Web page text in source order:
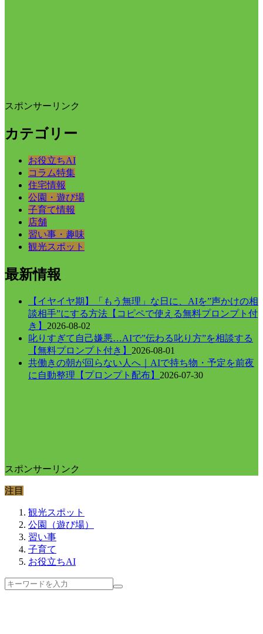
スポンサーリンク
カテゴリー
お役立ちAI
コラム特集
住宅情報
公園・遊び場
子育て情報
店舗
習い事・趣味
観光スポット
最新情報
【イヤイヤ期】「もう無理」な日に、AIを”声かけの相
談相手”にする方法【コピペで使える無料プロンプト付
き】 2026-08-02
叱りすぎて自己嫌悪…AIで”伝わる叱り方”を相談する
【無料プロンプト付き】 2026-08-01
共働きの朝が回らない人へ｜AIで持ち物・予定を前夜
に自動整理【プロンプト配布】 2026-07-30
スポンサーリンク
注目
観光スポット
公園（遊び場）
習い事
子育て
お役立ちAI